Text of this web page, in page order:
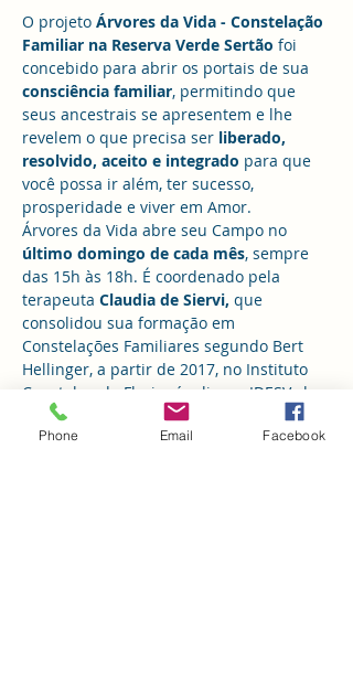
O projeto Árvores da Vida - Constelação
Familiar na Reserva Verde Sertão foi
concebido para abrir os portais de sua
consciência familiar, permitindo que
seus ancestrais se apresentem e lhe
revelem o que precisa ser liberado,
resolvido, aceito e integrado para que
você possa ir além, ter sucesso,
prosperidade e viver em Amor.
Árvores da Vida abre seu Campo no
último domingo de cada mês, sempre
das 15h às 18h. É coordenado pela
terapeuta Claudia de Siervi, que
consolidou sua formação em
Constelações Familiares segundo Bert
Hellinger, a partir de 2017, no Instituto
Constelar, de Florianópolis, no IDESV, de
Minas, com Sophie Hellinger, em São
Paulo, com Sami Storch, a distância e,
Phone Email Facebook